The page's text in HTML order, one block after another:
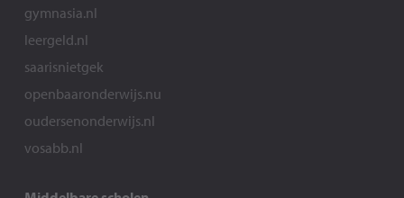
gymnasia.nl
leergeld.nl
saarisnietgek
openbaaronderwijs.nu
oudersenonderwijs.nl
vosabb.nl